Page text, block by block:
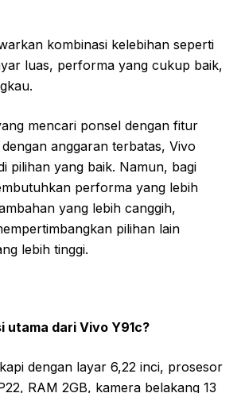
kombinasi kelebihan seperti
luas, performa yang cukup baik,
mencari ponsel dengan fitur
anggaran terbatas, Vivo
pilihan yang baik. Namun, bagi
performa yang lebih
yang lebih canggih,
pilihan lain
lebih tinggi.
utama dari Vivo Y91c?
dengan layar 6,22 inci, prosesor
RAM 2GB, kamera belakang 13